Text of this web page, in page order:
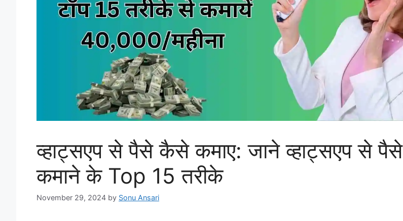
व्हाट्सएप से पैसे कैसे कमाए: जाने व्हाट्सएप से पैसे
कमाने के Top 15 तरीके
November 29, 2024 by Sonu Ansari